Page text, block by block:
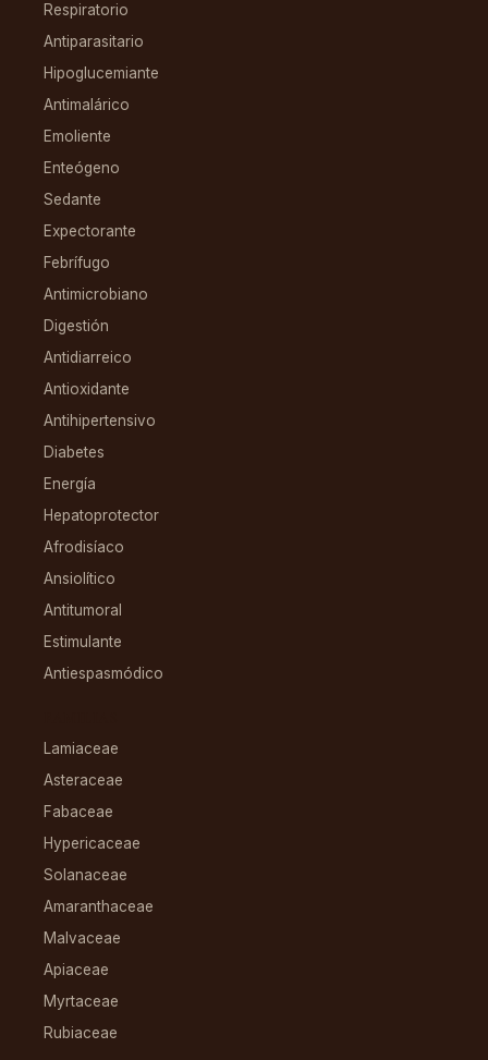
Respiratorio
Antiparasitario
Hipoglucemiante
Antimalárico
Emoliente
Enteógeno
Sedante
Expectorante
Febrífugo
Antimicrobiano
Digestión
Antidiarreico
Antioxidante
Antihipertensivo
Diabetes
Energía
Hepatoprotector
Afrodisíaco
Ansiolítico
Antitumoral
Estimulante
Antiespasmódico
Lamiaceae
Asteraceae
Fabaceae
Hypericaceae
Solanaceae
Amaranthaceae
Malvaceae
Apiaceae
Myrtaceae
Rubiaceae